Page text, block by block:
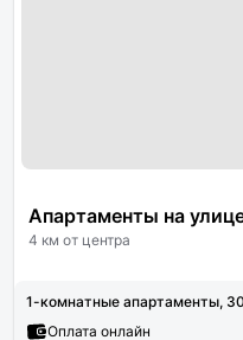
Апартаменты на
4 км от центра
1-комнатные апартаменты,
Оплата онлайн